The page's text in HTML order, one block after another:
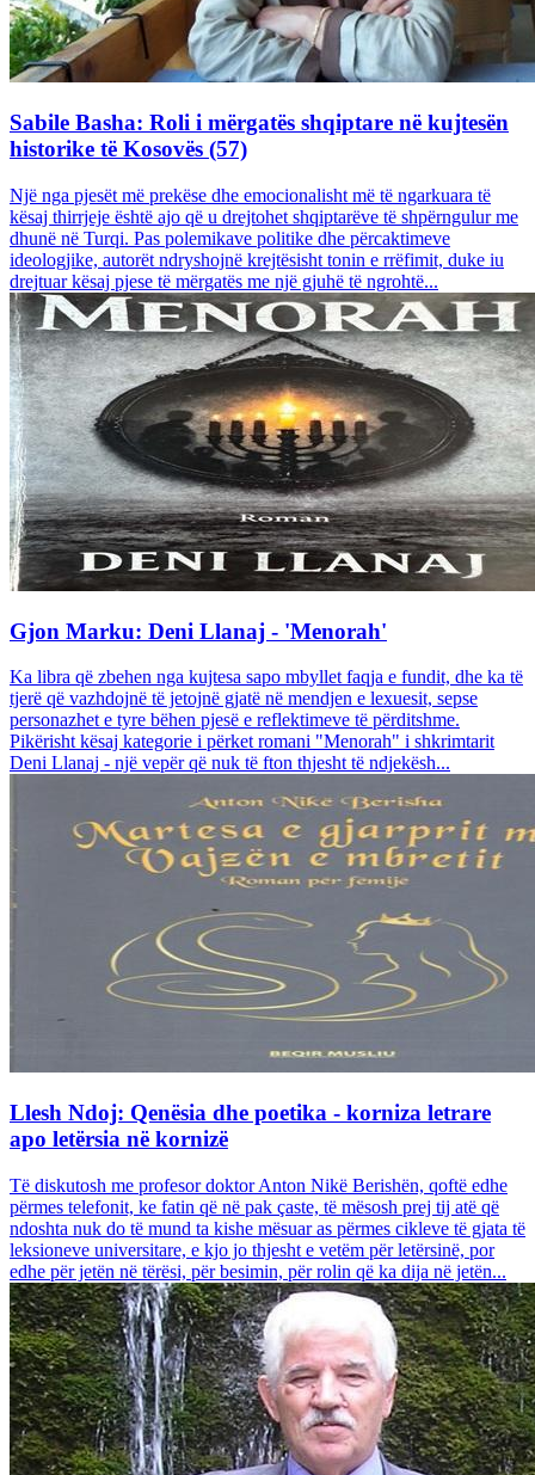
Sabile Basha: Roli i mërgatës shqiptare në kujtesën
historike të Kosovës (57)
Një nga pjesët më prekëse dhe emocionalisht më të ngarkuara të
kësaj thirrjeje është ajo që u drejtohet shqiptarëve të shpërngulur me
dhunë në Turqi. Pas polemikave politike dhe përcaktimeve
ideologjike, autorët ndryshojnë krejtësisht tonin e rrëfimit, duke iu
drejtuar kësaj pjese të mërgatës me një gjuhë të ngrohtë...
Gjon Marku: Deni Llanaj - 'Menorah'
Ka libra që zbehen nga kujtesa sapo mbyllet faqja e fundit, dhe ka të
tjerë që vazhdojnë të jetojnë gjatë në mendjen e lexuesit, sepse
personazhet e tyre bëhen pjesë e reflektimeve të përditshme.
Pikërisht kësaj kategorie i përket romani "Menorah" i shkrimtarit
Deni Llanaj - një vepër që nuk të fton thjesht të ndjekësh...
Llesh Ndoj: Qenësia dhe poetika - korniza letrare
apo letërsia në kornizë
Të diskutosh me profesor doktor Anton Nikë Berishën, qoftë edhe
përmes telefonit, ke fatin që në pak çaste, të mësosh prej tij atë që
ndoshta nuk do të mund ta kishe mësuar as përmes cikleve të gjata të
leksioneve universitare, e kjo jo thjesht e vetëm për letërsinë, por
edhe për jetën në tërësi, për besimin, për rolin që ka dija në jetën...